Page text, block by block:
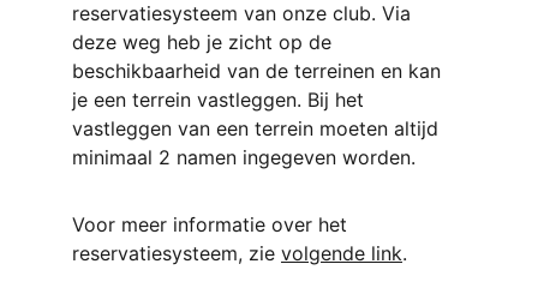
reservatiesysteem van onze club. Via
deze weg heb je zicht op de
beschikbaarheid van de terreinen en kan
je een terrein vastleggen. Bij het
vastleggen van een terrein moeten altijd
minimaal 2 namen ingegeven worden.
Voor meer informatie over het
reservatiesysteem, zie volgende link.